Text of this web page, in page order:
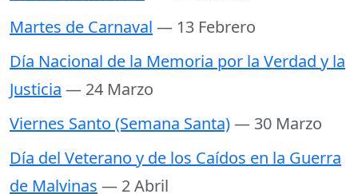
Martes de Carnaval — 13 Febrero
Día Nacional de la Memoria por la Verdad y la
Justicia — 24 Marzo
Viernes Santo (Semana Santa)— 30 Marzo
Día del Veterano y de los Caídos en la Guerra
de Malvinas — 2 Abril